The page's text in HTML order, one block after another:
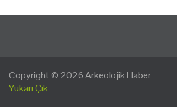
Copyright © 2026Arkeolojik Haber
Yukarı Çık